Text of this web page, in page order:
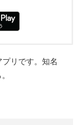
リです。知名